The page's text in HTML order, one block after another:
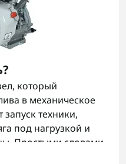
который
в механическое
техники,
под нагрузкой и
Простыми словами,
с нормально